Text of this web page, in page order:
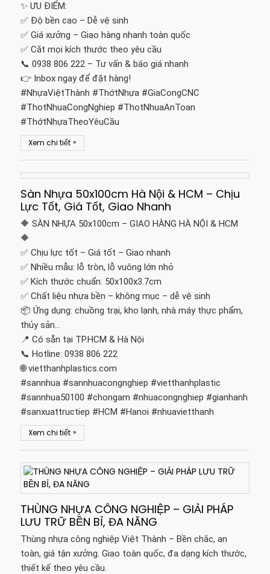
✨ ƯU ĐIỂM:
✅ Độ bền cao – Dễ vệ sinh
✅ Giá xưởng – Giao hàng nhanh toàn quốc
✅ Cắt mọi kích thước theo yêu cầu
📞 0938 806 222 – Tư vấn & báo giá nhanh
👉 Inbox ngay để đặt hàng!
#NhựaViệtThành #ThớtNhựa #GiaCongCNC
#ThotNhuaCongNghiep #ThotNhuaAnToan
#ThớtNhựaTheoYêuCầu
Xem chi tiết »
Sàn Nhựa 50x100cm Hà Nội & HCM – Chịu
Lực Tốt, Giá Tốt, Giao Nhanh
🔶 SÀN NHỰA 50x100cm – GIAO HÀNG HÀ NỘI & HCM
🔶
✅ Chịu lực tốt – Giá tốt – Giao nhanh
✅ Nhiều mẫu: lỗ tròn, lỗ vuông lớn nhỏ
✅ Kích thước chuẩn: 50x100x3.7cm
✅ Chất liệu nhựa bền – không mục – dễ vệ sinh
📦 Ứng dụng: chuồng trại, kho lạnh, nhà máy thực phẩm,
thủy sản…
📍 Có sẵn tại TP.HCM & Hà Nội
📞 Hotline: 0938 806 222
🌐 vietthanhplastics.com
#sannhua #sannhuacongnghiep #vietthanhplastic
#sannhua50100 #chongam #nhuacongnghiep #gianhanh
#sanxuattructiep #HCM #Hanoi #nhuavietthanh
Xem chi tiết »
THÙNG NHỰA CÔNG NGHIỆP – GIẢI PHÁP
LƯU TRỮ BỀN BỈ, ĐA NĂNG
Thùng nhựa công nghiệp Việt Thành – Bền chắc, an
toàn, giá tận xưởng. Giao toàn quốc, đa dạng kích thước,
thiết kế theo yêu cầu.